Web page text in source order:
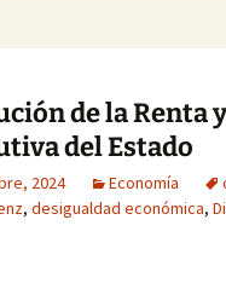
de la Renta
del Estado
2024 Economía
, desigualdad económica,